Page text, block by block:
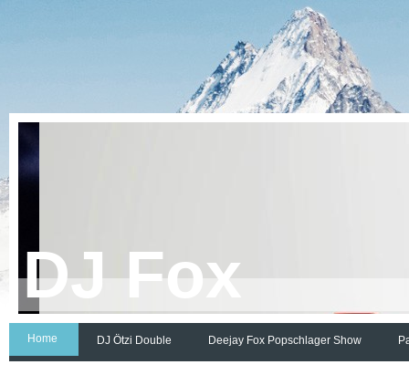
DJ Fox
Home DJ Ötzi Double Deejay Fox Popschlager Show